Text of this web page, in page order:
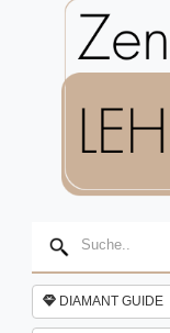
DIAMANT GUIDE